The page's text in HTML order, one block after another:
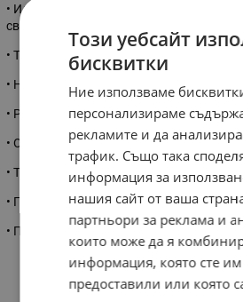
• Идеален за шлайфане на стомана,
свредла
• Технически данни
• Необходима мощност 350 W
• Размери на шайбата 150 x 20 x 32 мм
• Обороти на празен ход 2950 мин-1
• Тегло 8.1 кг
• Гаранция 1г
• Произход Германия
Този уебсайт
бисквитки
Ние използваме
персонализираме
рекламите и да
трафик. Също така
информация за
нашия сайт от ваша
партньори за реклама и
които може да я
информация, която сте им
предоставили или която